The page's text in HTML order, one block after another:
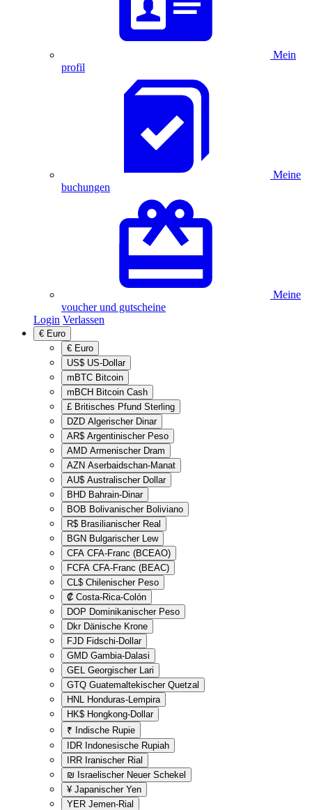
Mein
profil
Meine
buchungen
Meine
voucher und gutscheine
Login Verlassen
€ Euro
€ Euro
US$ US-Dollar
mBTC Bitcoin
mBCH Bitcoin Cash
£ Britisches Pfund Sterling
DZD Algerischer Dinar
AR$ Argentinischer Peso
AMD Armenischer Dram
AZN Aserbaidschan-Manat
AU$ Australischer Dollar
BHD Bahrain-Dinar
BOB Bolivanischer Boliviano
R$ Brasilianischer Real
BGN Bulgarischer Lew
CFA CFA-Franc (BCEAO)
FCFA CFA-Franc (BEAC)
CL$ Chilenischer Peso
₡ Costa-Rica-Colón
DOP Dominikanischer Peso
Dkr Dänische Krone
FJD Fidschi-Dollar
GMD Gambia-Dalasi
GEL Georgischer Lari
GTQ Guatemaltekischer Quetzal
HNL Honduras-Lempira
HK$ Hongkong-Dollar
₹ Indische Rupie
IDR Indonesische Rupiah
IRR Iranischer Rial
₪ Israelischer Neuer Schekel
¥ Japanischer Yen
YER Jemen-Rial